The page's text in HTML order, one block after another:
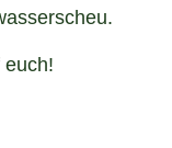
euch!